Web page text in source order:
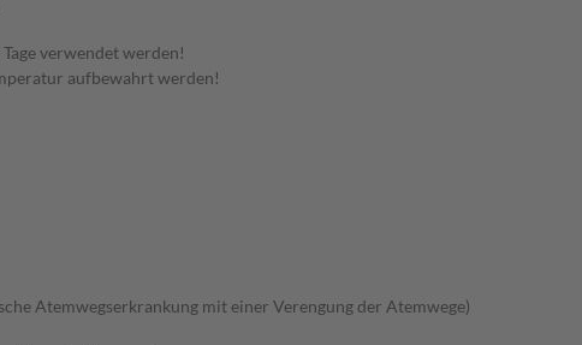
verwendet werden!
aufbewahrt werden!
Atemwegserkrankung mit einer Verengung der Atemwege)